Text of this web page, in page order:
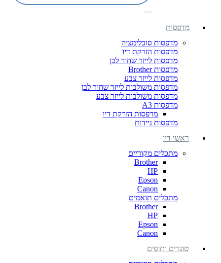
מדפסות
מדפסות סובלימציה
מדפסות הזרקת דיו
מדפסות לייזר שחור לבן
מדפסות Brother
מדפסות לייזר צבע
מדפסות משולבות לייזר שחור לבן
מדפסות משולבות לייזר צבע
מדפסות A3
מדפסות הזרקת דיו
מדפסות ניידות
ראשי דיו
מתכלים מקוריים
Brother
HP
Epson
Canon
מתכלים תואמים
Brother
HP
Epson
Canon
טונרים ותופים